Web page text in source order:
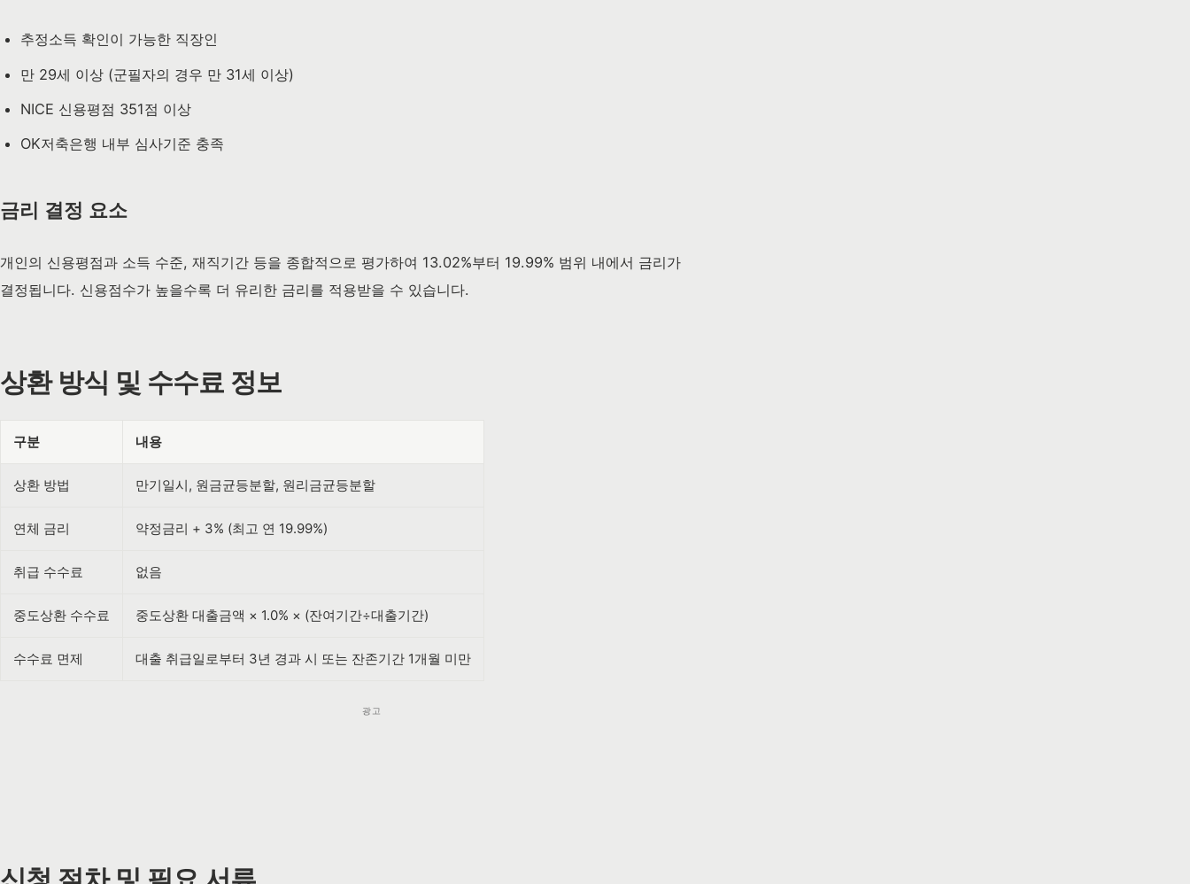
추정소득 확인이 가능한 직장인
만 29세 이상 (군필자의 경우 만 31세 이상)
NICE 신용평점 351점 이상
OK저축은행 내부 심사기준 충족
금리 결정 요소
개인의 신용평점과 소득 수준, 재직기간 등을 종합적으로 평가하여 13.02%부터 19.99% 범위 내에서 금리가
결정됩니다. 신용점수가 높을수록 더 유리한 금리를 적용받을 수 있습니다.
상환 방식 및 수수료 정보
구분 내용
상환 방법 만기일시, 원금균등분할, 원리금균등분할
연체 금리 약정금리 + 3% (최고 연 19.99%)
취급 수수료 없음
중도상환 수수료 중도상환 대출금액 × 1.0% × (잔여기간÷대출기간)
수수료 면제 대출 취급일로부터 3년 경과 시 또는 잔존기간 1개월 미만
광고